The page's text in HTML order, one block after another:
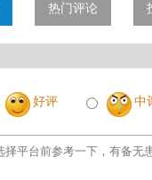
热门评论
好评 中